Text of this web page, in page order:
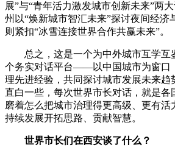
展”与“青年活力激发城市创新未来”两
州以“焕新城市智汇未来”探讨夜间经济
则紧扣“冰雪连接世界合作共赢未来”。
总之，这是一个为中外城市互学互
个务实对话平台——以中国城市为窗口
理先进经验，共同探讨城市发展未来趋
直白一些，每次世界市长对话，就是各
磨着怎么把城市治理得更高级、更有活
持续发展开拓思路、贡献智慧。
世界市长们在西安谈了什么？